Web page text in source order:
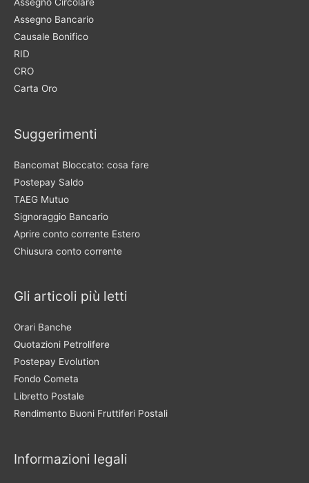
Assegno Circolare
Assegno Bancario
Causale Bonifico
RID
CRO
Carta Oro
Suggerimenti
Bancomat Bloccato: cosa fare
Postepay Saldo
TAEG Mutuo
Signoraggio Bancario
Aprire conto corrente Estero
Chiusura conto corrente
Gli articoli più letti
Orari Banche
Quotazioni Petrolifere
Postepay Evolution
Fondo Cometa
Libretto Postale
Rendimento Buoni Fruttiferi Postali
Informazioni legali